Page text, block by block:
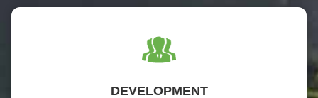
DEVELOPMENT